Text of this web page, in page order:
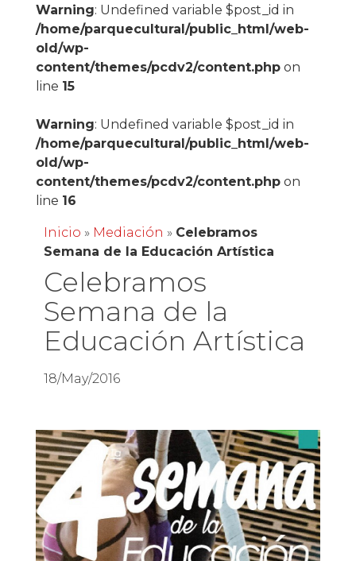
Warning: Undefined variable $post_id in
/home/parquecultural/public_html/web-
old/wp-
content/themes/pcdv2/content.phpon
line 15
Warning: Undefined variable $post_id in
/home/parquecultural/public_html/web-
old/wp-
content/themes/pcdv2/content.phpon
line 16
Inicio » Mediación » Celebramos
Semana de la Educación Artística
Celebramos
Semana de la
Educación Artística
18/May/2016